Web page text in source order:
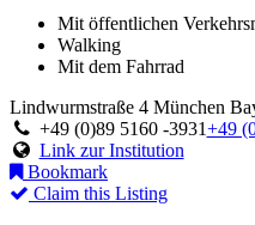
Mit öffentlichen
Walking
Mit dem Fahrrad
Lindwurmstraße 4 München
+49 (0)89 5160 -3931+49
Link zur Institution
Bookmark
Claim this Listing